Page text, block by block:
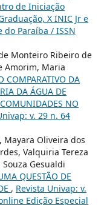
de Iniciação
X INIC Jr e
do Paraíba / ISSN
Monteiro Ribeiro de
Amorim, Maria
COMPARATIVO DA
DA ÁGUA DE
NO
v. 29 n. 64
Mayara Oliveira dos
Valquiria Tereza
Gesualdi
QUESTÃO DE
, Revista Univap: v.
Edição Especial